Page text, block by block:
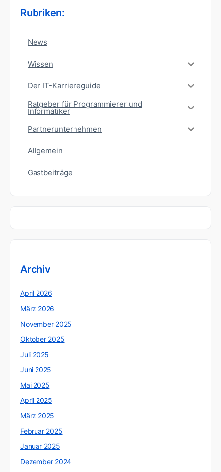
Rubriken:
News
Wissen
Der IT-Karriereguide
Ratgeber für Programmierer und
Informatiker
Partnerunternehmen
Allgemein
Gastbeiträge
Archiv
April 2026
März 2026
November 2025
Oktober 2025
Juli 2025
Juni 2025
Mai 2025
April 2025
März 2025
Februar 2025
Januar 2025
Dezember 2024